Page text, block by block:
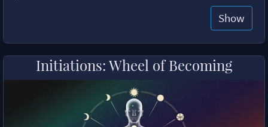
Show
Initiations: Wheel of Becoming